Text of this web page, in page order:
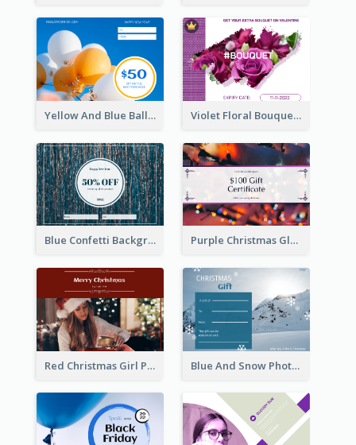
Yellow And Blue Balloon Photo New Year Gift Card Violet Floral Bouquet Gift Card Design Ideas
Blue Confetti Background New Year Sale Gift Card Purple Christmas Glow Light Background Gift Card
Red Christmas Girl Photo Gift Card Blue And Snow Photo Christmas Gift Card